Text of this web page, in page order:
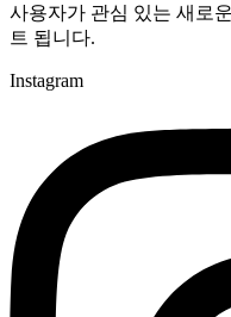
사용자가 관심 있는 새로
트 됩니다.
Instagram